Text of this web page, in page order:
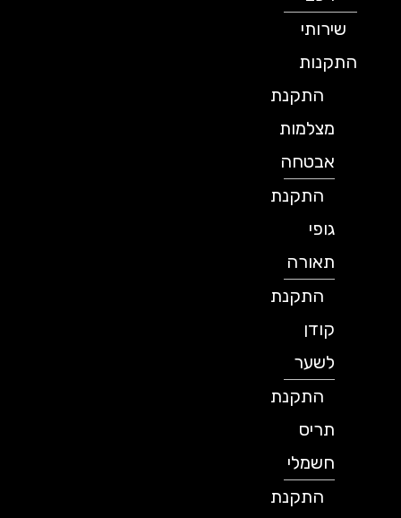
שירותי
התקנות
התקנת
מצלמות
אבטחה
התקנת
תאורה
התקנת
לשער
התקנת
תריס
חשמלי
התקנת